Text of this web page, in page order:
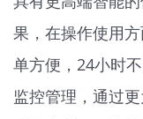
果，在操作使用
单方便，24小时
监控管理，通过